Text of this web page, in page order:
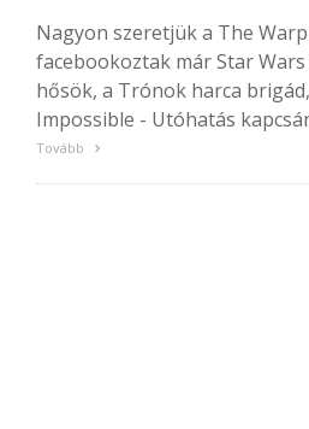
Nagyon szeretjük a The
facebookoztak már Star
hősök, a Trónok harca
Impossible - Utóhatás
Tovább